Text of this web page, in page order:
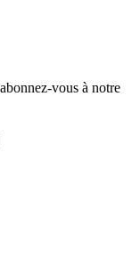
vous à notre